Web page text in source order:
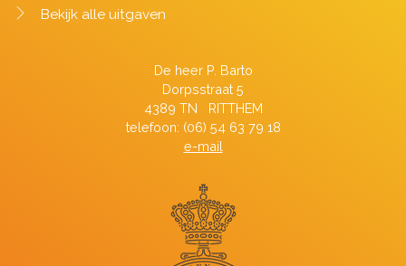
Bekijk alle uitgaven
De heer P. Barto
Dorpsstraat 5
4389 TN RITTHEM
telefoon: (06) 54 63 79 18
e-mail